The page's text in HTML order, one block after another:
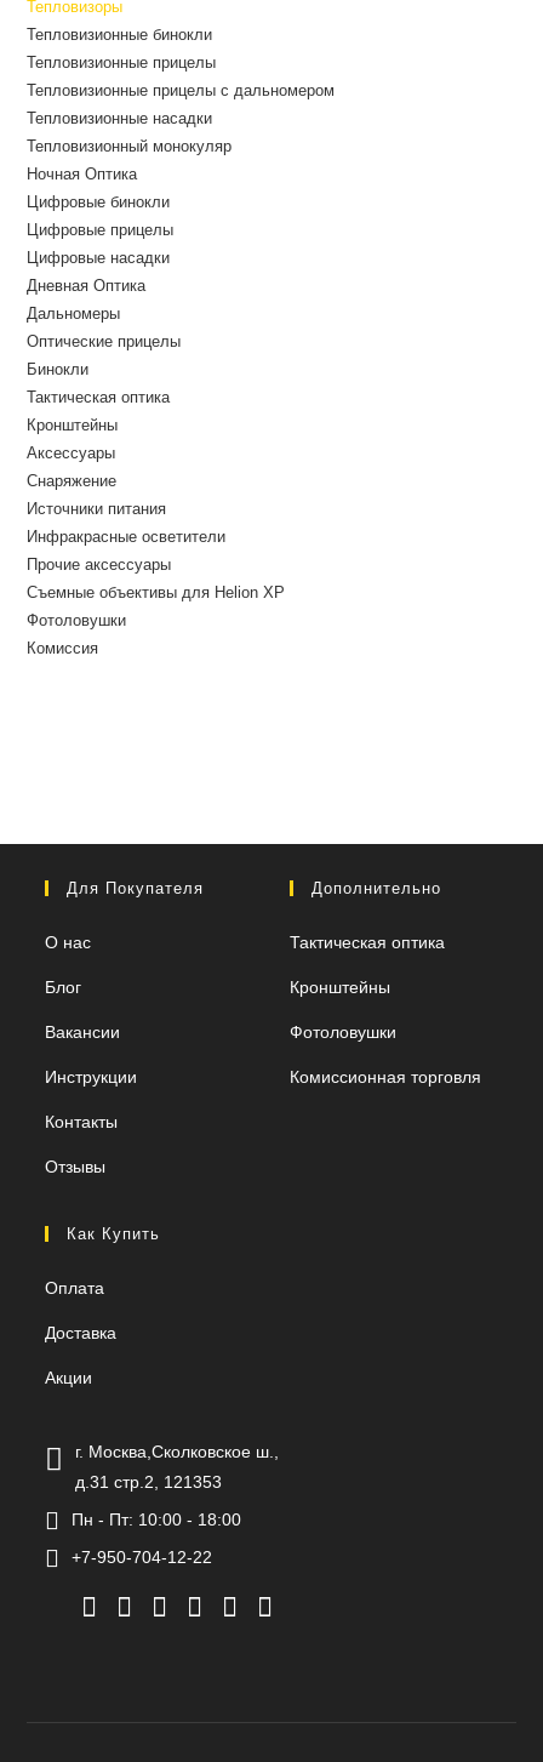
Тепловизоры
Тепловизионные бинокли
Тепловизионные прицелы
Тепловизионные прицелы с дальномером
Тепловизионные насадки
Тепловизионный монокуляр
Ночная Оптика
Цифровые бинокли
Цифровые прицелы
Цифровые насадки
Дневная Оптика
Дальномеры
Оптические прицелы
Бинокли
Тактическая оптика
Кронштейны
Аксессуары
Снаряжение
Источники питания
Инфракрасные осветители
Прочие аксессуары
Съемные объективы для Helion XP
Фотоловушки
Комиссия
Для Покупателя
О нас
Блог
Вакансии
Инструкции
Контакты
Отзывы
Дополнительно
Тактическая оптика
Кронштейны
Фотоловушки
Комиссионная торговля
Как Купить
Оплата
Доставка
Акции
г. Москва,Сколковское ш.,
д.31 стр.2, 121353
Пн - Пт: 10:00 - 18:00
+7-950-704-12-22